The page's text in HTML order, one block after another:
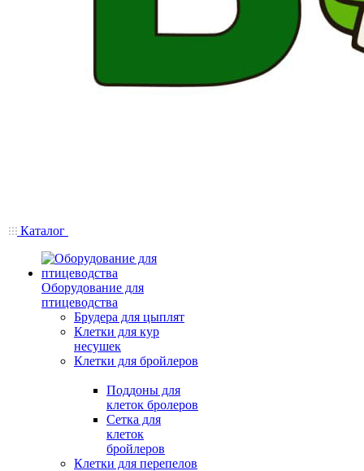
Каталог
Оборудование для
птицеводства
Брудера для цыплят
Клетки для кур
несушек
Клетки для бройлеров
Поддоны для
клеток бролеров
Сетка для
клеток
бройлеров
Клетки для перепелов